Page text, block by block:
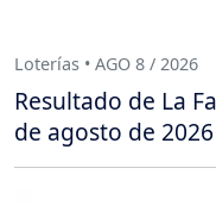
Loterías • AGO 8 / 2026
Resultado de La
de agosto de 2026